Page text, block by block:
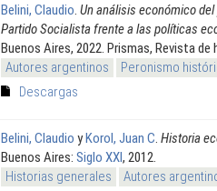
Belini, Claudio Un análisis económico
Partido Socialista frente a las políticas
Buenos Aires, 2022. Prismas, Revista
Autores argentinos
Peronismo
Descargas
Belini, Claudio yKorol, Juan C Historia
Buenos Aires: Siglo XXI, 2012.
Historias generales
Autores